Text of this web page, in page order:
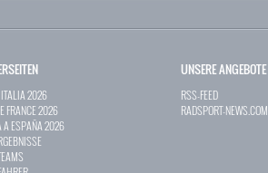
2026
FRANCE 2026
A ESPAÑA 2026
UNSERE ANGEBOTE
RSS-FEED
RADSPORT-NEWS.COM